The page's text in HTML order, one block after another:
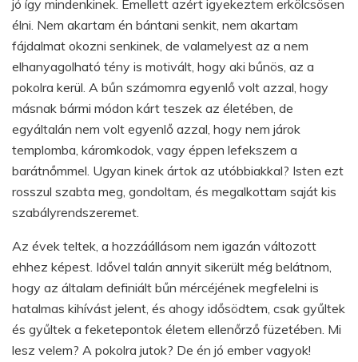
jó így mindenkinek. Emellett azért igyekeztem erkölcsösen
élni. Nem akartam én bántani senkit, nem akartam
fájdalmat okozni senkinek, de valamelyest az a nem
elhanyagolható tény is motivált, hogy aki bűnös, az a
pokolra kerül. A bűn számomra egyenlő volt azzal, hogy
másnak bármi módon kárt teszek az életében, de
egyáltalán nem volt egyenlő azzal, hogy nem járok
templomba, káromkodok, vagy éppen lefekszem a
barátnőmmel. Ugyan kinek ártok az utóbbiakkal? Isten ezt
rosszul szabta meg, gondoltam, és megalkottam saját kis
szabályrendszeremet.
Az évek teltek, a hozzáállásom nem igazán változott
ehhez képest. Idővel talán annyit sikerült még belátnom,
hogy az általam definiált bűn mércéjének megfelelni is
hatalmas kihívást jelent, és ahogy idősödtem, csak gyűltek
és gyűltek a feketepontok életem ellenőrző füzetében. Mi
lesz velem? A pokolra jutok? De én jó ember vagyok!